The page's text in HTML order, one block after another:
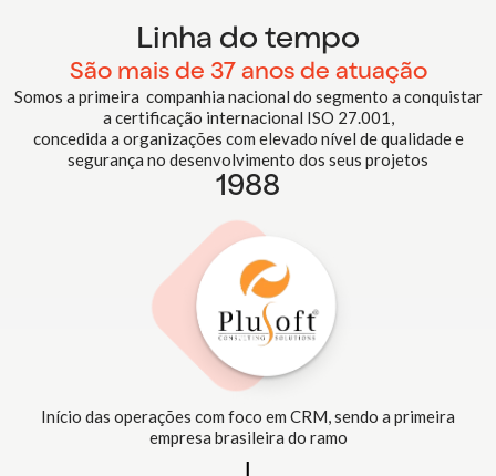
Linha do tempo
São mais de 37 anos de atuação
Somos a primeira companhia nacional do segmento a conquistar
a certificação internacional ISO 27.001,
concedida a organizações com elevado nível de qualidade e
segurança no desenvolvimento dos seus projetos
1988
Início das operações com foco em CRM, sendo a primeira
empresa brasileira do ramo